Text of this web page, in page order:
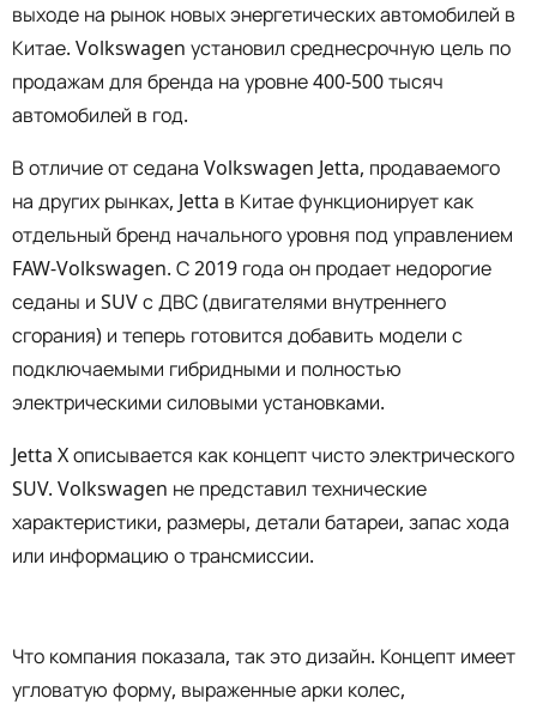
выходе на рынок новых энергетических автомобилей в
Китае. Volkswagen установил среднесрочную цель по
продажам для бренда на уровне 400-500 тысяч
автомобилей в год.
В отличие от седана Volkswagen Jetta, продаваемого
на других рынках, Jetta в Китае функционирует как
отдельный бренд начального уровня под управлением
FAW-Volkswagen. С 2019 года он продает недорогие
седаны и SUV с ДВС (двигателями внутреннего
сгорания) и теперь готовится добавить модели с
подключаемыми гибридными и полностью
электрическими силовыми установками.
Jetta X описывается как концепт чисто электрического
SUV. Volkswagen не представил технические
характеристики, размеры, детали батареи, запас хода
или информацию о трансмиссии.
Что компания показала, так это дизайн. Концепт имеет
угловатую форму, выраженные арки колес,